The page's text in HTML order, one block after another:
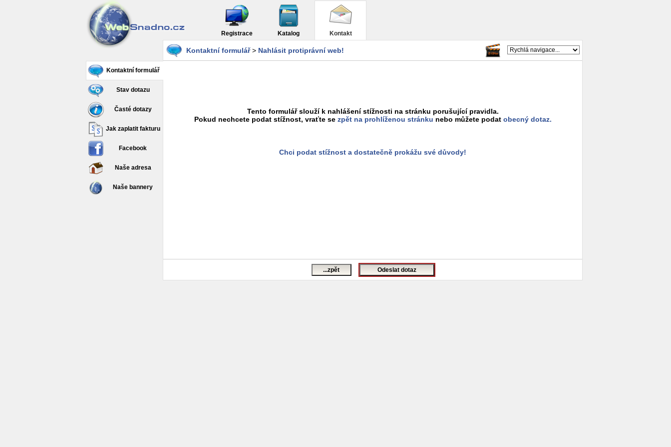
Registrace Katalog Kontakt
Kontaktní formulář
Stav dotazu
Časté dotazy
Jak zaplatit fakturu
Facebook
Naše adresa
Naše bannery
Kontaktní formulář> Nahlásit protiprávní web!
Tento formulář slouží k nahlášení stížnosti na stránku porušující pravidla.
Pokud nechcete podat stížnost, vraťte se zpět na prohlíženou stránku nebo můžete podat obecný dotaz.
Chci podat stížnost a dostatečně prokážu své důvody!